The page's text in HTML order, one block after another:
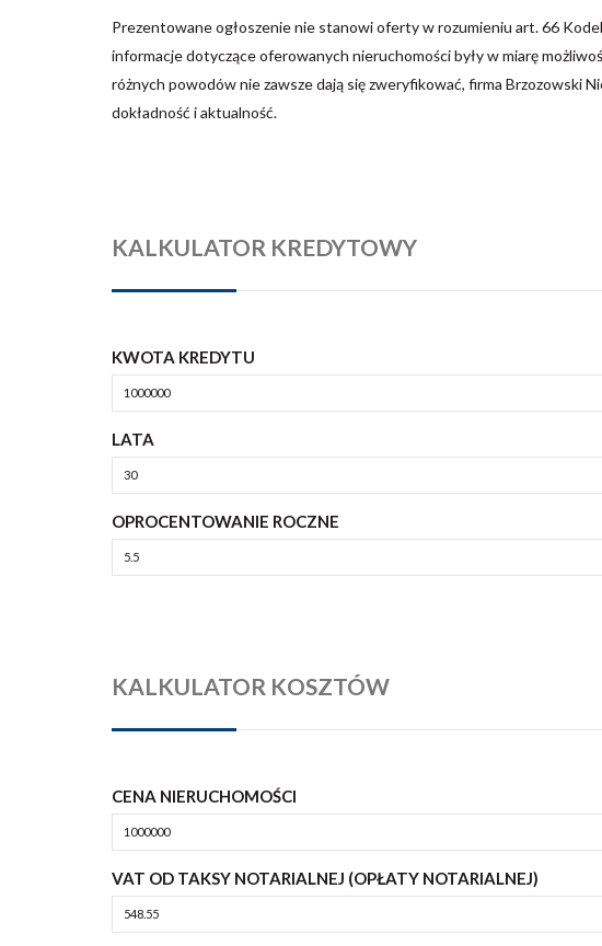
Prezentowane ogłoszenie nie stanowi oferty w rozumieniu art. 66
informacje dotyczące oferowanych nieruchomości były w miarę
różnych powodów nie zawsze dają się zweryfikować, firma Brzozowski
dokładność i aktualność.
KALKULATOR KREDYTOWY
KWOTA KREDYTU
LATA
OPROCENTOWANIE ROCZNE
KALKULATOR KOSZTÓW
CENA NIERUCHOMOŚCI
VAT OD TAKSY NOTARIALNEJ (OPŁATY NOTARIALNEJ)